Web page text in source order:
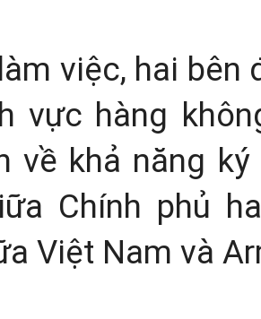
việc, hai
vực hàng
về khả năng
Chính phủ
Việt Nam và